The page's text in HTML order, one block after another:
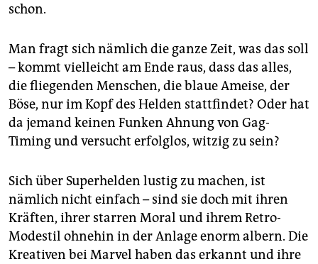
schon.
Man fragt sich nämlich die ganze Zeit, was das soll
– kommt vielleicht am Ende raus, dass das alles,
die fliegenden Menschen, die blaue Ameise, der
Böse, nur im Kopf des Helden stattfindet? Oder hat
da jemand keinen Funken Ahnung von Gag-
Timing und versucht erfolglos, witzig zu sein?
Sich über Superhelden lustig zu machen, ist
nämlich nicht einfach – sind sie doch mit ihren
Kräften, ihrer starren Moral und ihrem Retro-
Modestil ohnehin in der Anlage enorm albern. Die
Kreativen bei Marvel haben das erkannt und ihre